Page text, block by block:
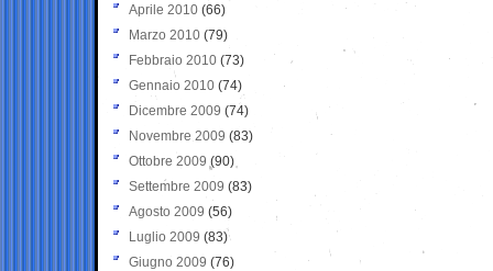
Aprile 2010 (66)
Marzo 2010 (79)
Febbraio 2010 (73)
Gennaio 2010 (74)
Dicembre 2009 (74)
Novembre 2009 (83)
Ottobre 2009 (90)
Settembre 2009 (83)
Agosto 2009 (56)
Luglio 2009 (83)
Giugno 2009 (76)